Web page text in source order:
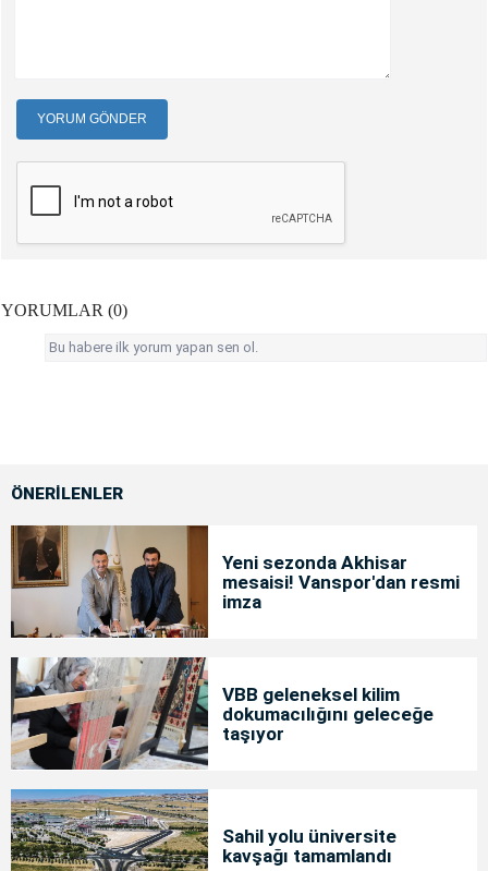
YORUM GÖNDER
YORUMLAR (0)
Bu habere ilk yorum yapan sen ol.
ÖNERİLENLER
Yeni sezonda Akhisar
mesaisi! Vanspor'dan resmi
imza
VBB geleneksel kilim
dokumacılığını geleceğe
taşıyor
Sahil yolu üniversite
kavşağı tamamlandı